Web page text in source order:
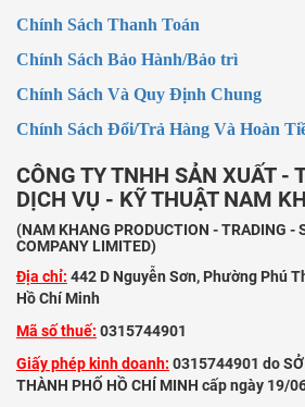
Chính Sách Thanh Toán
Chính Sách Bảo Hành/Bảo trì
Chính Sách Và Quy Định Chung
Chính Sách Đổi/Trả Hàng Và Hoàn
CÔNG TY TNHH SẢN XUẤT -
DỊCH VỤ - KỸ THUẬT NAM
(NAM KHANG PRODUCTION - TRADING -
COMPANY LIMITED)
Địa chỉ: 442 D Nguyễn Sơn, Phường Phú
Hồ Chí Minh
Mã số thuế: 0315744901
Giấy phép kinh doanh: 0315744901 do SỞ
THÀNH PHỐ HỒ CHÍ MINH cấp ngày 19/